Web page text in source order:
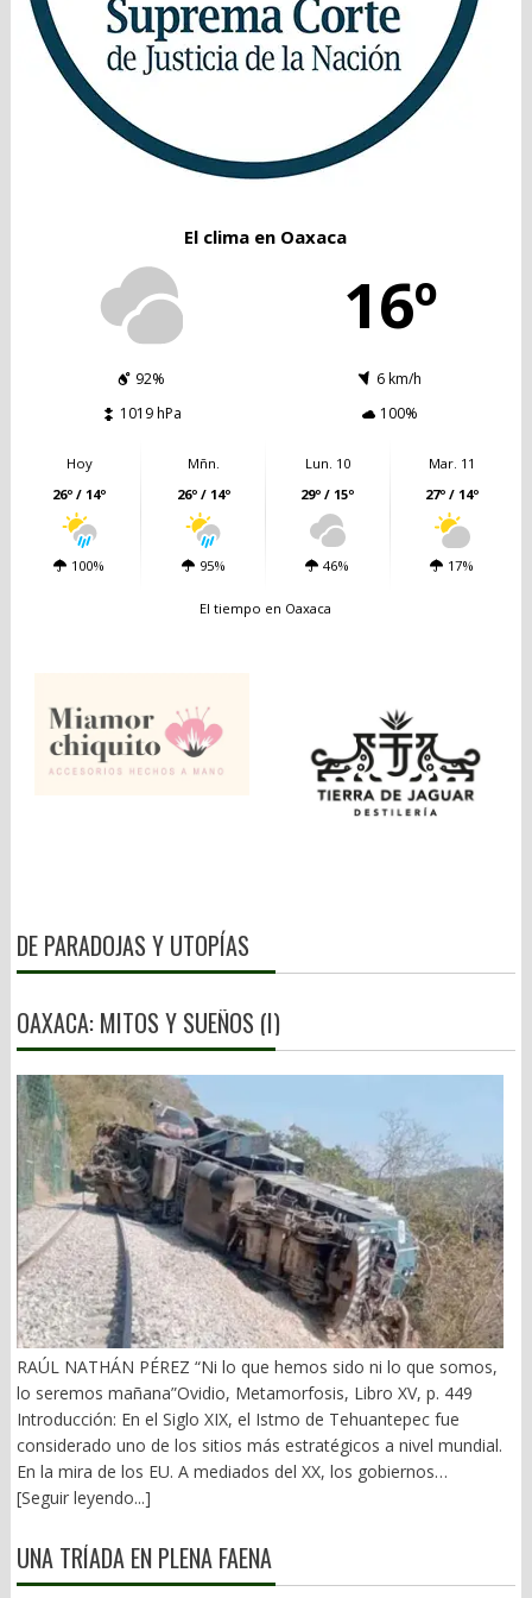
El clima en Oaxaca
16º
92%
6 km/h
1019 hPa
100%
Hoy
26º / 14º
100%
Mñn.
26º / 14º
95%
Lun. 10
29º / 15º
46%
Mar. 11
27º / 14º
17%
El tiempo en Oaxaca
DE PARADOJAS Y UTOPÍAS
OAXACA: MITOS Y SUEÑOS (I)
RAÚL NATHÁN PÉREZ “Ni lo que hemos sido ni lo que somos,
lo seremos mañana”Ovidio, Metamorfosis, Libro XV, p. 449
Introducción: En el Siglo XIX, el Istmo de Tehuantepec fue
considerado uno de los sitios más estratégicos a nivel mundial.
En la mira de los EU. A mediados del XX, los gobiernos
emanados del PRI iniciaron una serie de proyectos, todos
Transístmico, Proyecto Alfa-Omega, Plan Puebla-Panamá y
otros. En 2018, la 4T volvió a la carga, considerándolo uno de
[Seguir leyendo...]
UNA TRÍADA EN PLENA FAENA